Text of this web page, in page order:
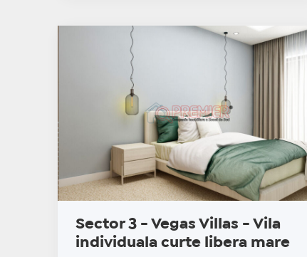
Sector 3 - Vegas Villas - Vila
individuala curte libera mare